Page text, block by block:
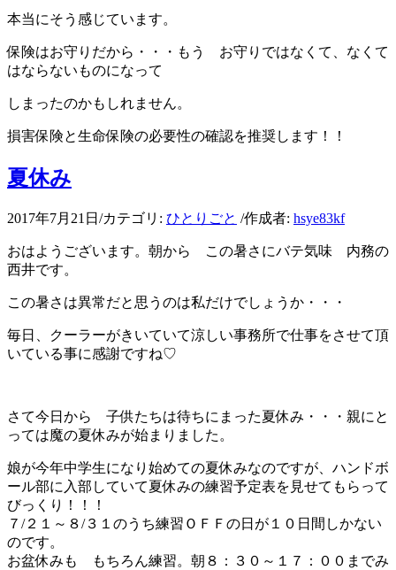
本当にそう感じています。
保険はお守りだから・・・もう お守りではなくて、なくて
はならないものになって
しまったのかもしれません。
損害保険と生命保険の必要性の確認を推奨します！！
夏休み
2017年7月21日 /カテゴリ: ひとりごと /作成者: hsye83kf
おはようございます。朝から この暑さにバテ気味 内務の
西井です。
この暑さは異常だと思うのは私だけでしょうか・・・
毎日、クーラーがきいていて涼しい事務所で仕事をさせて頂
いている事に感謝ですね♡
さて今日から 子供たちは待ちにまった夏休み・・・親にと
っては魔の夏休みが始まりました。
娘が今年中学生になり始めての夏休みなのですが、ハンドボ
ール部に入部していて夏休みの練習予定表を見せてもらって
びっくり！！！
７/２１～８/３１のうち練習ＯＦＦの日が１０日間しかない
のです。
お盆休みも もちろん練習。朝８：３０～１７：００までみ